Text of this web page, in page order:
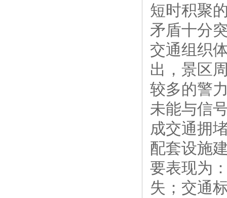
短时积聚
矛盾十分
交通组织
出，景区
较多的警
未能与信
成交通拥
配套设施
要表现为
失；交通